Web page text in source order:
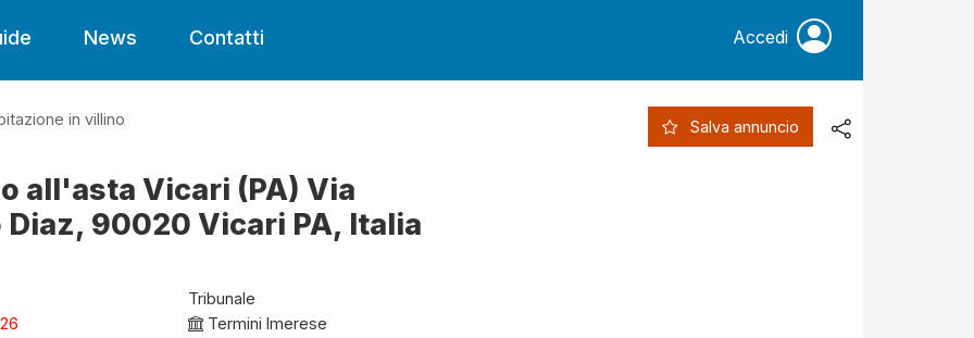
News Contatti Accedi
in villino Salva annuncio
all'asta Vicari (PA) Via
90020 Vicari PA, Italia
Tribunale
Termini Imerese